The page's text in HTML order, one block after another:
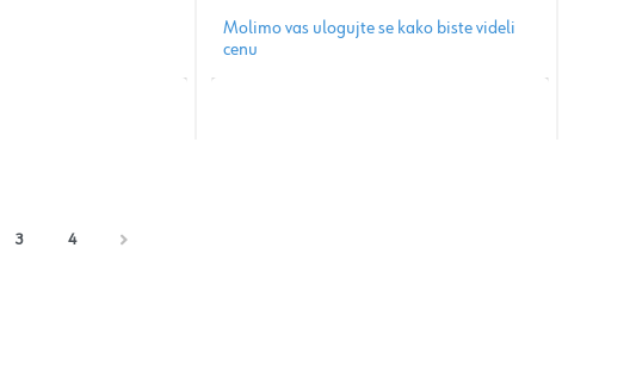
Molimo vas ulogujte se kako biste videli
cenu
3 4